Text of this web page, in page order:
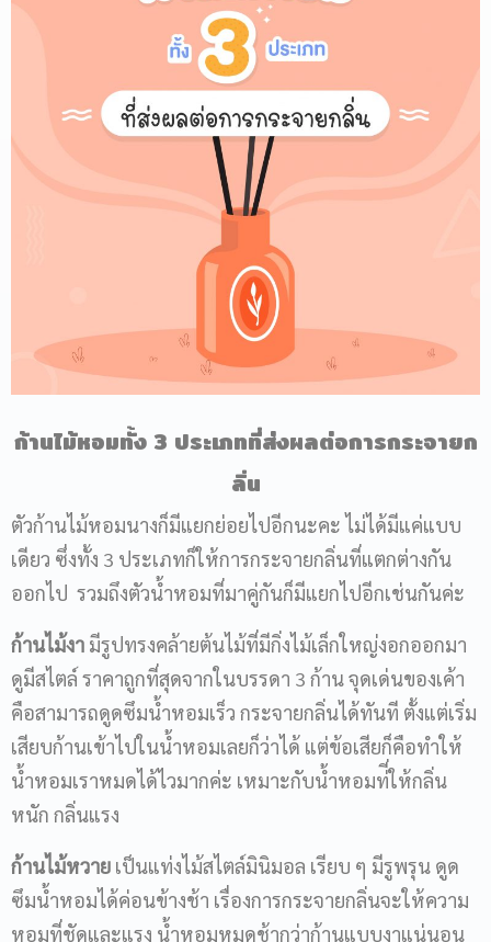
ก้านไม้หอมทั้ง 3 ประเภทที่ส่งผลต่อการกระจายก
ลิ่น
ตัวก้านไม้หอมนางก็มีแยกย่อยไปอีกนะคะ ไม่ได้มีแค่แบบ
เดียว ซึ่งทั้ง 3 ประเภทก็ให้การกระจายกลิ่นที่แตกต่างกัน
ออกไป รวมถึงตัวน้ำหอมที่มาคู่กันก็มีแยกไปอีกเช่นกันค่ะ
ก้านไม้งา มีรูปทรงคล้ายต้นไม้ที่มีกิ่งไม้เล็กใหญ่งอกออกมา
ดูมีสไตล์ ราคาถูกที่สุดจากในบรรดา 3 ก้าน จุดเด่นของเค้า
คือสามารถดูดซึมน้ำหอมเร็ว กระจายกลิ่นได้ทันที ตั้งแต่เริ่ม
เสียบก้านเข้าไปในน้ำหอมเลยก็ว่าได้ แต่ข้อเสียก็คือทำให้
น้ำหอมเราหมดได้ไวมากค่ะ เหมาะกับน้ำหอมท่ี่ให้กลิ่น
หนัก กลิ่นแรง
ก้านไม้หวาย เป็นแท่งไม้สไตล์มินิมอล เรียบ ๆ มีรูพรุน ดูด
ซึมน้ำหอมได้ค่อนข้างช้า เรื่องการกระจายกลิ่นจะให้ความ
หอมที่ชัดและแรง น้ำหอมหมดช้ากว่าก้านแบบงาแน่นอน